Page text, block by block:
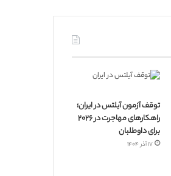
توقف آزمون آیلتس در ایران؛
راهکارهای مهاجرت در ۲۰۲۶
برای داوطلبان
۱۷ آذر ۱۴۰۴